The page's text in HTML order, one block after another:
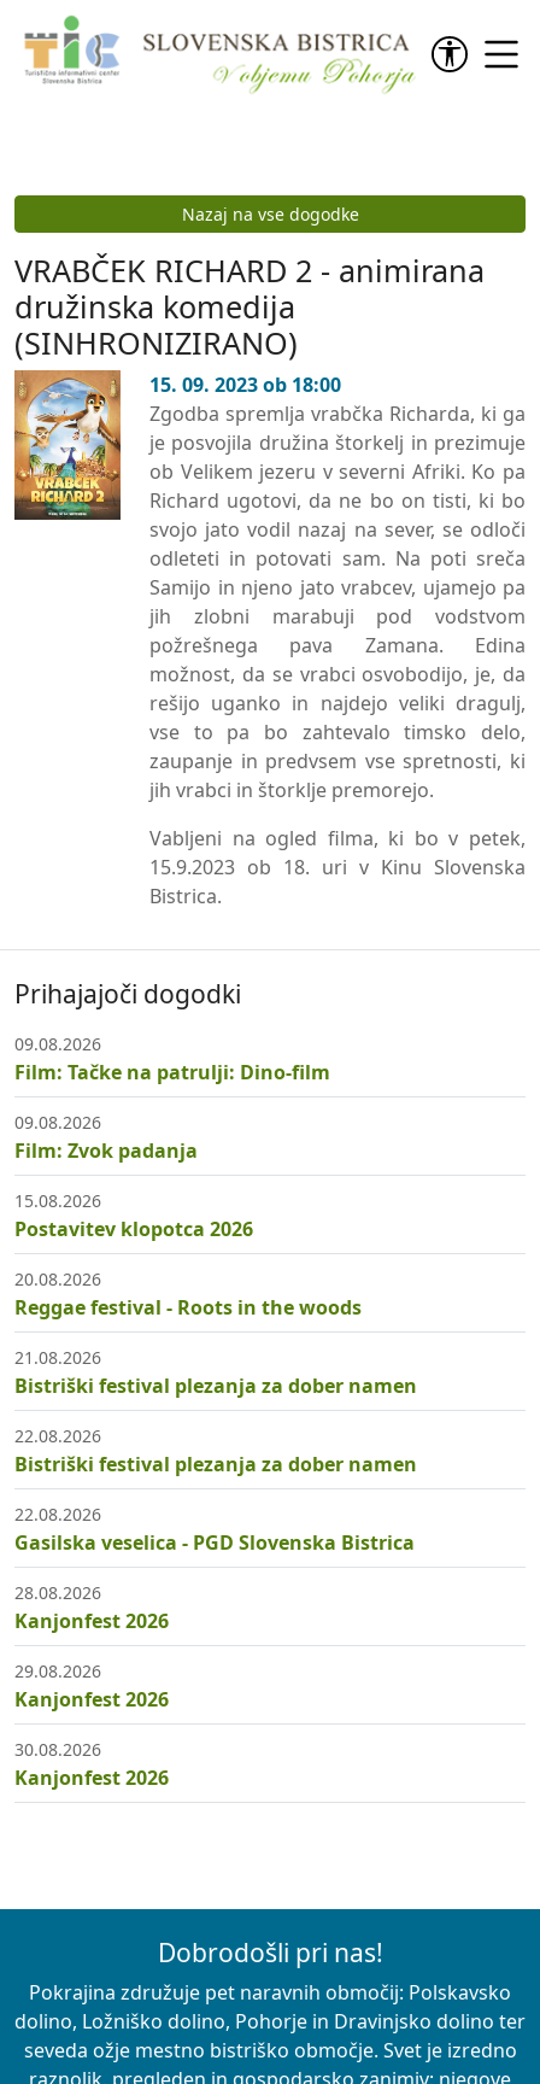
Preskoči na vsebino
Nazaj na vse dogodke
VRABČEK RICHARD 2 - animirana
družinska komedija
(SINHRONIZIRANO)
15. 09. 2023 ob 18:00
Zgodba spremlja vrabčka Richarda, ki ga
je posvojila družina štorkelj in prezimuje
ob Velikem jezeru v severni Afriki. Ko pa
Richard ugotovi, da ne bo on tisti, ki bo
svojo jato vodil nazaj na sever, se odloči
odleteti in potovati sam. Na poti sreča
Samijo in njeno jato vrabcev, ujamejo pa
jih zlobni marabuji pod vodstvom
požrešnega pava Zamana. Edina
možnost, da se vrabci osvobodijo, je, da
rešijo uganko in najdejo veliki dragulj,
vse to pa bo zahtevalo timsko delo,
zaupanje in predvsem vse spretnosti, ki
jih vrabci in štorklje premorejo.
Vabljeni na ogled filma, ki bo v petek,
15.9.2023 ob 18. uri v Kinu Slovenska
Bistrica.
Prihajajoči dogodki
09.08.2026
Film: Tačke na patrulji: Dino-film
09.08.2026
Film: Zvok padanja
15.08.2026
Postavitev klopotca 2026
20.08.2026
Reggae festival - Roots in the woods
21.08.2026
Bistriški festival plezanja za dober namen
22.08.2026
Bistriški festival plezanja za dober namen
22.08.2026
Gasilska veselica - PGD Slovenska Bistrica
28.08.2026
Kanjonfest 2026
29.08.2026
Kanjonfest 2026
30.08.2026
Kanjonfest 2026
Dobrodošli pri nas!
Pokrajina združuje pet naravnih območij: Polskavsko
dolino, Ložniško dolino, Pohorje in Dravinjsko dolino ter
seveda ožje mestno bistriško območje. Svet je izredno